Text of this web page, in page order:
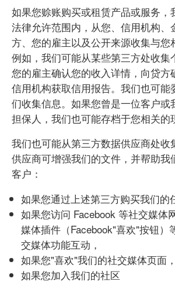
如果您赊账购买或租赁产品或服务，
法律允许范围内，从您、信用机构、
方、您的雇主以及公开来源收集与您
例如，我们可能从某些第三方处收集
您的雇主确认您的收入详情，向贷方
信用机构获取信用报告。我们也可能
们收集信息。如果您曾是一位客户或
担保人，我们也可能存档于您相关的
我们也可能从第三方数据供应商处收
供应商可增强我们的文件，并帮助我
客户：
如果您通过上述第三方购买我们的
如果您访问 Facebook 等社交媒体
媒体插件（Facebook"喜欢"按钮）
交媒体功能互动，
如果您"喜欢"我们的社交媒体页面
如果您加入我们的社区